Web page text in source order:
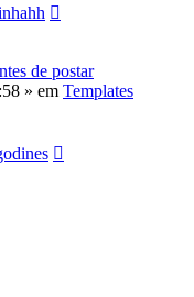
de postar
» em Templates